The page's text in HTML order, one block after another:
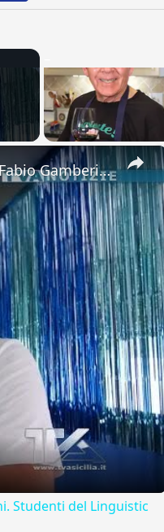
×
Adrano. Interessante incontro al liceo “Verga” con il prof. Fabio Gamberini. Studenti del Linguistic
Studenti del Linguistic